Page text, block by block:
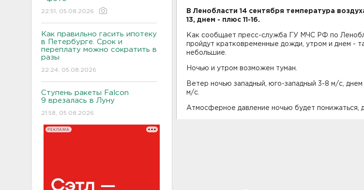
22:51, 05.08.2026
Как правильно гасить ипотеку
в Петербурге. Срок и
переплату можно сократить в
разы
22:24, 05.08.2026
Ступень ракеты Falcon
9 врезалась в Луну
21:58, 05.08.2026
РЕКЛАМА
В Ленобласти 14 сентября температура
13, днем - плюс 11-16.
Как сообщает пресс-служба ГУ МЧС РФ по
пройдут кратковременные дожди, утром и днем -
небольшие.
Ночью и утром возможен туман.
Ветер ночью западный, юго-западный 3-8 м/с,
м/с.
Атмосферное давление ночью будет понижаться,